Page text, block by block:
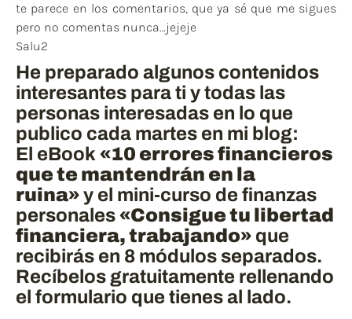
te parece en los comentarios, que ya sé que me sigues
pero no comentas nunca…jejeje
Salu2
He preparado algunos contenidos
interesantes para ti y todas las
personas interesadas en lo que
publico cada martes en mi blog:
El eBook«10 errores financieros
que te mantendrán en la
ruina»y el mini-curso de finanzas
personales«Consigue tu libertad
financiera, trabajando» que
recibirás en 8 módulos separados.
Recíbelos gratuitamente rellenando
el formulario que tienes al lado.